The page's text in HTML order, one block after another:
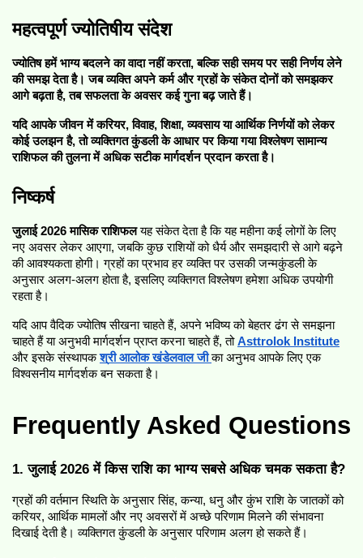
महत्वपूर्ण ज्योतिषीय संदेश
ज्योतिष हमें भाग्य बदलने का वादा नहीं करता, बल्कि सही समय पर सही निर्णय लेने
की समझ देता है। जब व्यक्ति अपने कर्म और ग्रहों के संकेत दोनों को समझकर
आगे बढ़ता है, तब सफलता के अवसर कई गुना बढ़ जाते हैं।
यदि आपके जीवन में करियर, विवाह, शिक्षा, व्यवसाय या आर्थिक निर्णयों को लेकर
कोई उलझन है, तो व्यक्तिगत कुंडली के आधार पर किया गया विश्लेषण सामान्य
राशिफल की तुलना में अधिक सटीक मार्गदर्शन प्रदान करता है।
निष्कर्ष
जुलाई 2026 मासिक राशिफल यह संकेत देता है कि यह महीना कई लोगों के लिए
नए अवसर लेकर आएगा, जबकि कुछ राशियों को धैर्य और समझदारी से आगे बढ़ने
की आवश्यकता होगी। ग्रहों का प्रभाव हर व्यक्ति पर उसकी जन्मकुंडली के
अनुसार अलग-अलग होता है, इसलिए व्यक्तिगत विश्लेषण हमेशा अधिक उपयोगी
रहता है।
यदि आप वैदिक ज्योतिष सीखना चाहते हैं, अपने भविष्य को बेहतर ढंग से समझना
चाहते हैं या अनुभवी मार्गदर्शन प्राप्त करना चाहते हैं, तो Asttrolok Institute
और इसके संस्थापक श्री आलोक खंडेलवाल जी का अनुभव आपके लिए एक
विश्वसनीय मार्गदर्शक बन सकता है।
Frequently Asked Questions
1. जुलाई 2026 में किस राशि का भाग्य सबसे अधिक चमक सकता है?
ग्रहों की वर्तमान स्थिति के अनुसार सिंह, कन्या, धनु और कुंभ राशि के जातकों को
करियर, आर्थिक मामलों और नए अवसरों में अच्छे परिणाम मिलने की संभावना
दिखाई देती है। व्यक्तिगत कुंडली के अनुसार परिणाम अलग हो सकते हैं।